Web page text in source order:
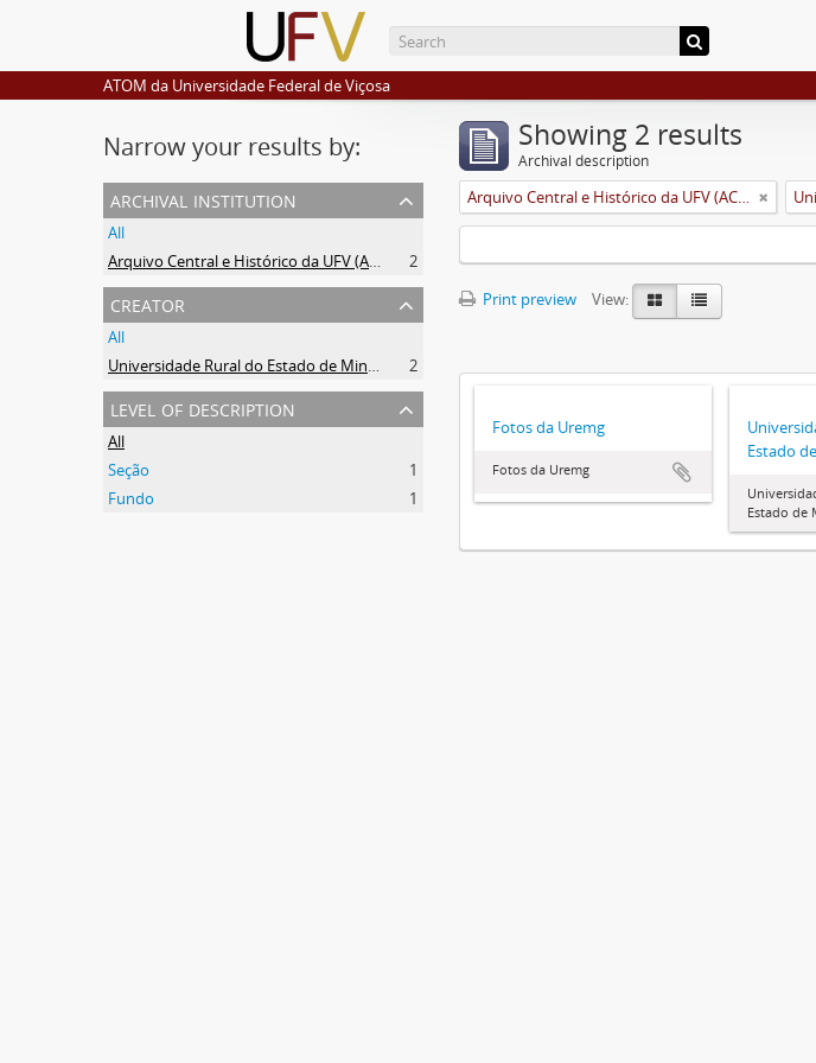
ATOM da Universidade Federal de Viçosa
Narrow your results by:
archival institution
All
Arquivo Central e Histórico da UFV (ACH-UFV)
2
creator
All
Universidade Rural do Estado de Minas Gerais (Uremg)
2
level of description
All
Seção
1
Fundo
1
Showing 2 results
Archival description
Arquivo Central e Histórico da UFV (ACH-UFV)
Print preview
View:
Fotos da Uremg
Fotos da Uremg
Estado
Estado de